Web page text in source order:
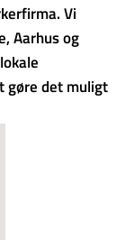
Vi
Aarhus og
gøre det muligt